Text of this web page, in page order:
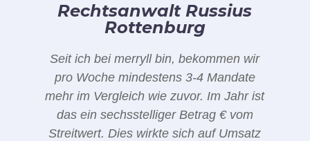
Rechtsanwalt Russius
Rottenburg
Seit ich bei merryll bin, bekommen wir
pro Woche mindestens 3-4 Mandate
mehr im Vergleich wie zuvor. Im Jahr ist
das ein sechsstelliger Betrag € vom
Streitwert. Dies wirkte sich auf Umsatz